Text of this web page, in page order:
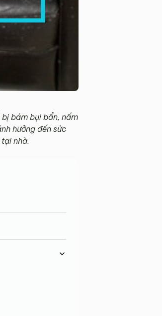
bám bụi bẩn, nấm
hưởng đến sức
nhà.